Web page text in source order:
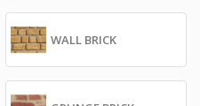
WALL BRICK